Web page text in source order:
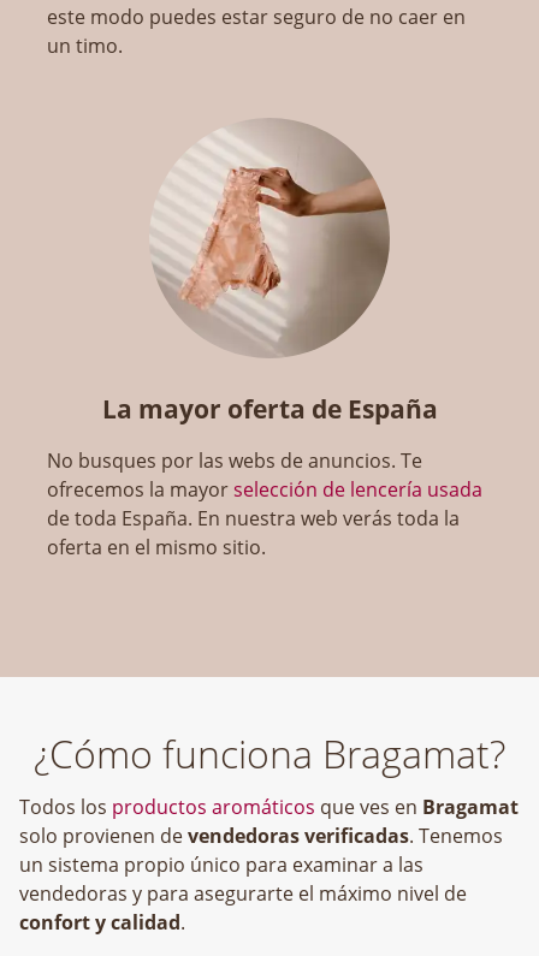
este modo puedes estar seguro de no caer en
un timo.
La mayor oferta de España
No busques por las webs de anuncios. Te
ofrecemos la mayorselección de lencería usada
de toda España. En nuestra web verás toda la
oferta en el mismo sitio.
¿Cómo funciona Bragamat?
Todos los productos aromáticos que ves en Bragamat
solo provienen devendedoras verificadas. Tenemos
un sistema propio único para examinar a las
vendedoras y para asegurarte el máximo nivel de
confort y calidad.